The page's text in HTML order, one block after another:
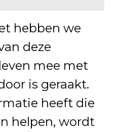
hebben we
deze
mee met
is geraakt.
heeft die
helpen, wordt